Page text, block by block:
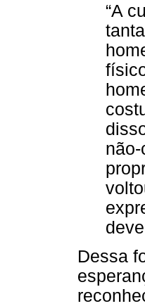
“A
Dessa